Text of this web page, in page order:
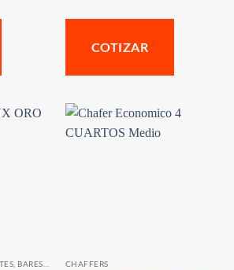
COTIZAR
EQUIPO PARA RESTAURANTES, BARES Y CAFETERIAS CHAFFERS